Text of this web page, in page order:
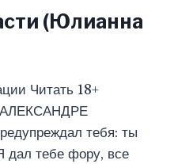
(Юлианна
Читать 18+
тебя: ты
дал тебе фору, все